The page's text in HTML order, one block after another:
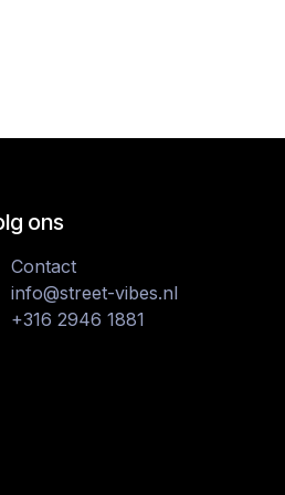
ons
Contact
info@street-vibes.nl
+316 2946 1881